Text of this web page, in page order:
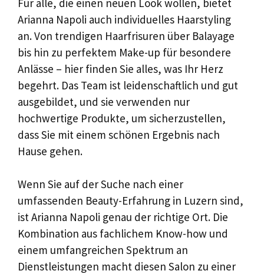
Arianna Napoli auch individuelles Haarstyling
an. Von trendigen Haarfrisuren über Balayage
bis hin zu perfektem Make-up für besondere
Anlässe – hier finden Sie alles, was Ihr Herz
begehrt. Das Team ist leidenschaftlich und gut
ausgebildet, und sie verwenden nur
hochwertige Produkte, um sicherzustellen,
dass Sie mit einem schönen Ergebnis nach
Hause gehen.
Wenn Sie auf der Suche nach einer
umfassenden Beauty-Erfahrung in Luzern sind,
ist Arianna Napoli genau der richtige Ort. Die
Kombination aus fachlichem Know-how und
einem umfangreichen Spektrum an
Dienstleistungen macht diesen Salon zu einer